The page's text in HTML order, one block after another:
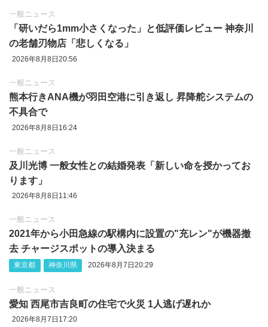
一般ニュース
「研いだら1mm小さくなった」と低評価レビュー 神奈川
の老舗刃物店「悲しくなる」
2026年8月8日20:56
一般ニュース
熊本行きANA機が羽田空港に引き返し 昇降舵システムの
不具合で
2026年8月8日16:24
一般ニュース
及川光博 一般女性との結婚発表「新しい命を授かってお
ります」
2026年8月8日11:46
一般ニュース
2021年から小田急線の駅構内に設置の"充レン"が機器撤
去 チャージスポットの導入決まる
東京都 神奈川県 2026年8月7日20:29
一般ニュース
愛知 西尾市吉良町の住宅で火災 1人逃げ遅れか
2026年8月7日17:20